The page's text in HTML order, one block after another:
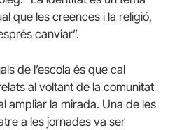
que les creences i la religió,
canviar”.
de l’escola és que cal
al voltant de la comunitat
ampliar la mirada. Una de les
a les jornades va ser